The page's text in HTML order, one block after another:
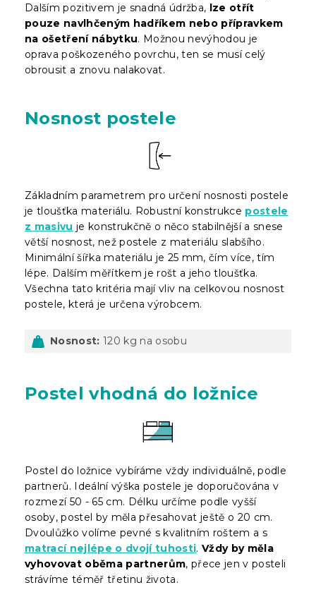
Dalším pozitivem je snadná údržba, lze otřít
pouze navlhčeným hadříkem nebo přípravkem
na ošetření nábytku. Možnou nevýhodou je
oprava poškozeného povrchu, ten se musí celý
obrousit a znovu nalakovat.
Nosnost postele
Základním parametrem pro určení nosnosti postele
je tloušťka materiálu. Robustní konstrukce postele
z masivu je konstrukčně o něco stabilnější a snese
větší nosnost, než postele z materiálu slabšího.
Minimální šířka materiálu je 25 mm, čím více, tím
lépe. Dalším měřítkem je rošt a jeho tloušťka.
Všechna tato kritéria mají vliv na celkovou nosnost
postele, která je určena výrobcem.
Nosnost: 120 kg na osobu
Postel vhodná do ložnice
Postel do ložnice vybíráme vždy individuálně, podle
partnerů. Ideální výška postele je doporučována v
rozmezí 50 - 65 cm. Délku určíme podle vyšší
osoby, postel by měla přesahovat ještě o 20 cm.
Dvoulůžko volíme pevné s kvalitním roštem a s
matrací nejlépe o dvojí tuhosti.Vždy by měla
vyhovovat oběma partnerům, přece jen v posteli
strávíme téměř třetinu života.